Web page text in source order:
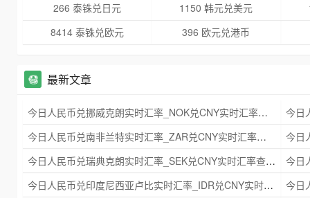
266 泰铢兑日元
1150 韩元兑美元
8414 泰铢兑欧元
396 欧元兑港币
最新文章
今日人民币兑挪威克朗实时汇率_NOK兑CNY实时汇率查询 2025年09月21日
今日人民币兑南非兰特实时汇率_ZAR兑CNY实时汇率查询 2025年09月21日
今日人民币兑瑞典克朗实时汇率_SEK兑CNY实时汇率查询 2025年09月21日
今日人民币兑印度尼西亚卢比实时汇率_IDR兑CNY实时汇率查询 2025年09月21日